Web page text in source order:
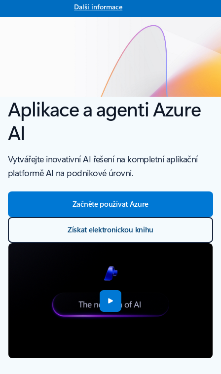
Další informace
Aplikace a agenti Azure
AI
Vytvářejte inovativní AI řešení na kompletní aplikační
platformě AI na podnikové úrovni.
Začněte používat Azure
Získat elektronickou knihu